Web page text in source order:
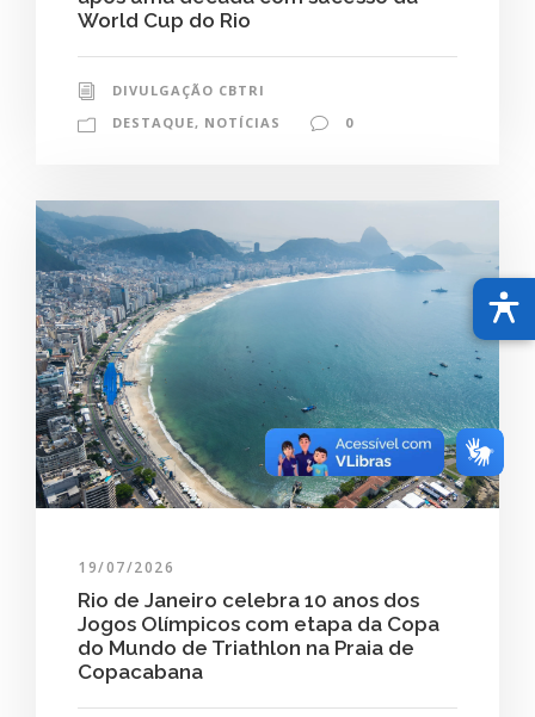
World Cup do Rio
DIVULGAÇÃO CBTRI
DESTAQUE, NOTÍCIAS 0
19/07/2026
Rio de Janeiro celebra 10 anos dos
Jogos Olímpicos com etapa da Copa
do Mundo de Triathlon na Praia de
Copacabana